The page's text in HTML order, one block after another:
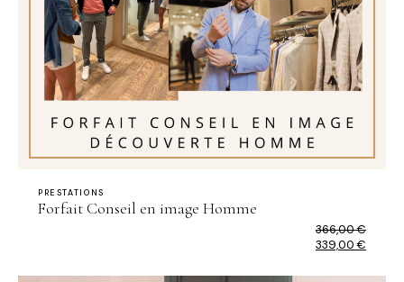
PRESTATIONS
Forfait Conseil en image Homme
366,00€
initial
339,00€
prix